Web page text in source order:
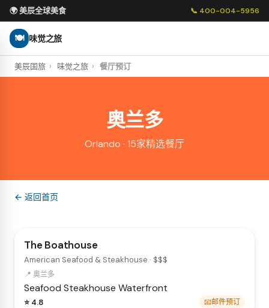
🌍 美辰全球美食 📞 400-004-5956
🍽 味觉之旅
美辰国旅 › 味觉之旅 › 餐厅预订
奥兰多
Orlando · 15家精选餐厅
← 返回首页
The Boathouse
American Seafood & Steakhouse · $$$
📍 奥兰多
Seafood Steakhouse Waterfront
⭐ 4.8 📧邮件预订